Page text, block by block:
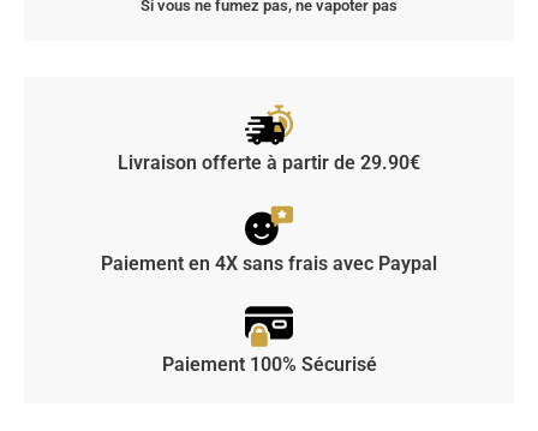
Si vous ne fumez pas, ne vapoter pas
Livraison offerte à partir de 29.90€
Paiement en 4X sans frais avec Paypal
Paiement 100% Sécurisé